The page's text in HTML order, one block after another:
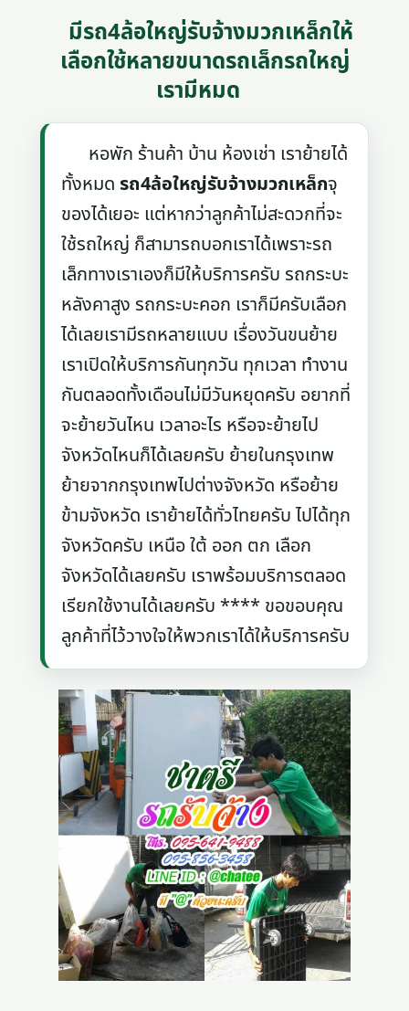
มีรถ4ล้อใหญ่รับจ้างมวกเหล็กให้
เลือกใช้หลายขนาดรถเล็กรถใหญ่
เรามีหมด
หอพัก ร้านค้า บ้าน ห้องเช่า เราย้ายได้
ทั้งหมดรถ4ล้อใหญ่รับจ้างมวกเหล็กจุ
ของได้เยอะ แต่หากว่าลูกค้าไม่สะดวกที่จะ
ใช้รถใหญ่ ก็สามารถบอกเราได้เพราะรถ
เล็กทางเราเองก็มีให้บริการครับ รถกระบะ
หลังคาสูง รถกระบะคอก เราก็มีครับเลือก
ได้เลยเรามีรถหลายแบบ เรื่องวันขนย้าย
เราเปิดให้บริการกันทุกวัน ทุกเวลา ทำงาน
กันตลอดทั้งเดือนไม่มีวันหยุดครับ อยากที่
จะย้ายวันไหน เวลาอะไร หรือจะย้ายไป
จังหวัดไหนก็ได้เลยครับ ย้ายในกรุงเทพ
ย้ายจากกรุงเทพไปต่างจังหวัด หรือย้าย
ข้ามจังหวัด เราย้ายได้ทั่วไทยครับ ไปได้ทุก
จังหวัดครับ เหนือ ใต้ ออก ตก เลือก
จังหวัดได้เลยครับ เราพร้อมบริการตลอด
เรียกใช้งานได้เลยครับ **** ขอขอบคุณ
ลูกค้าที่ไว้วางใจให้พวกเราได้ให้บริการครับ